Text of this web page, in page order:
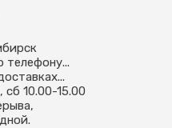
телефону...
сб 10.00-15.00